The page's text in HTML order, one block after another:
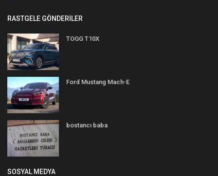
RASTGELE GÖNDERILER
TOGG T10X
Ford Mustang Mach-E
bostancı baba
SOSYAL MEDYA